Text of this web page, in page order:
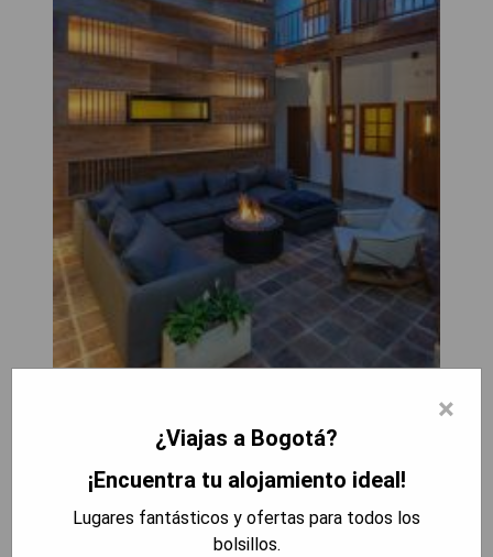
Casa Dreamer Bogotá se encuentra a 300 metros
de Quevedo's Jet y a 600 metros de la Biblioteca
Luis Ángel Arango, ofreciendo alojamiento con un
salón compartido, un bar y conexión WiFi gratuita.
La propiedad está situada a 5.6 km del Centro
×
¿Viajas a Bogotá?
¡Encuentra tu alojamiento ideal!
Lugares fantásticos y ofertas para todos los
bolsillos.